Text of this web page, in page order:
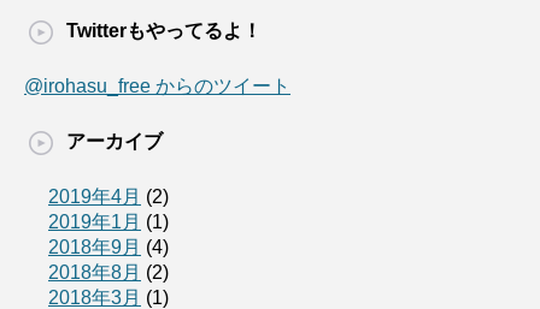
Twitterもやってるよ！
@irohasu_free からのツイート
アーカイブ
2019年4月 (2)
2019年1月 (1)
2018年9月 (4)
2018年8月 (2)
2018年3月 (1)